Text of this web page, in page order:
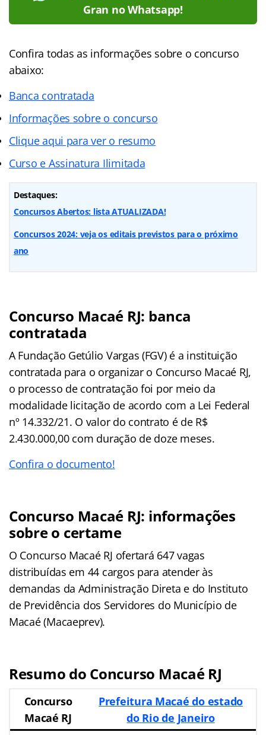
Gran no Whatsapp!
Confira todas as informações sobre o concurso
abaixo:
Banca contratada
Informações sobre o concurso
Clique aqui para ver o resumo
Curso e Assinatura Ilimitada
Destaques:
Concursos Abertos: lista ATUALIZADA!
Concursos 2024: veja os editais previstos para o próximo
ano
Concurso Macaé RJ: banca
contratada
A Fundação Getúlio Vargas (FGV) é a instituição
contratada para o organizar o Concurso Macaé RJ,
o processo de contratação foi por meio da
modalidade licitação de acordo com a Lei Federal
nº 14.332/21. O valor do contrato é de R$
2.430.000,00 com duração de doze meses.
Confira o documento!
Concurso Macaé RJ: informações
sobre o certame
O Concurso Macaé RJ ofertará 647 vagas
distribuídas em 44 cargos para atender às
demandas da Administração Direta e do Instituto
de Previdência dos Servidores do Município de
Macaé (Macaeprev).
Resumo do Concurso Macaé RJ
Concurso
Macaé RJ
Prefeitura Macaé do estado
do Rio de Janeiro